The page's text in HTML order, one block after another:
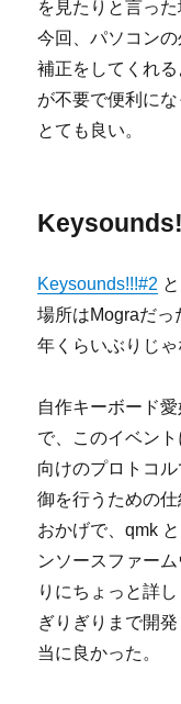
を見たりと言っ
今回、パソコン
補正をしてくれ
が不要で便利にな
とても良い。
Keysounds!!!#2
場所はMograだっ
年くらいぶりじゃ
自作キーボード
で、このイベン
向けのプロトコ
御を行うための仕
おかげで、qmk
ンソースファー
りにちょっと詳し
ぎりぎりまで開
当に良かった。